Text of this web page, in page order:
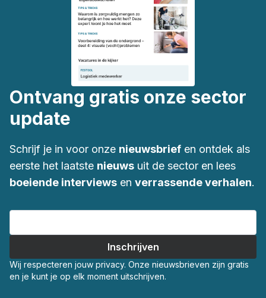
Ontvang gratis onze sector
update
Schrijf je in voor onze nieuwsbrief en ontdek als
eerste het laatste nieuws uit de sector en lees
boeiende interviews en verrassende verhalen.
Wij respecteren jouw privacy. Onze nieuwsbrieven zijn gratis
en je kunt je op elk moment uitschrijven.